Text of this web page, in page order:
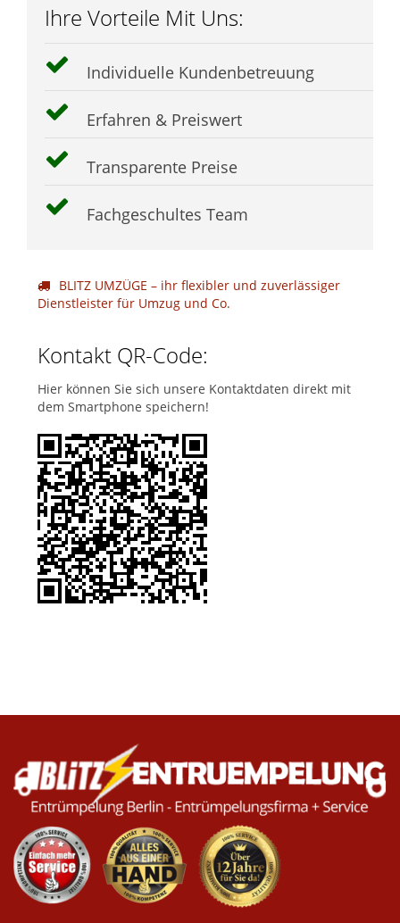
Ihre Vorteile Mit Uns:
Individuelle Kundenbetreuung
Erfahren & Preiswert
Transparente Preise
Fachgeschultes Team
BLITZ UMZÜGE – ihr flexibler und zuverlässiger
Dienstleister für Umzug und Co.
Kontakt QR-Code:
Hier können Sie sich unsere Kontaktdaten direkt mit
dem Smartphone speichern!